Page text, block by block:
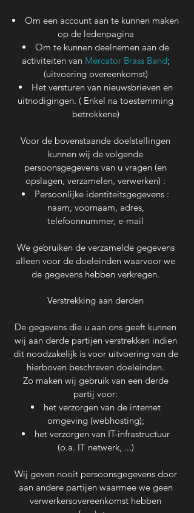
Om een account aan te kunnen maken
op de ledenpagina
Om te kunnen deelnemen aan de
activiteiten van Mercator Brass Band;
(uitvoering overeenkomst)
Het versturen van nieuwsbrieven en
uitnodigingen. ( Enkel na toestemming
betrokkene)
Voor de bovenstaande doelstellingen
kunnen wij de volgende
persoonsgegevens van u vragen (en
opslagen, verzamelen, verwerken) :
Persoonlijke identiteitsgegevens :
naam, voornaam, adres,
telefoonnummer, e-mail
We gebruiken de verzamelde gegevens
alleen voor de doeleinden waarvoor we
de gegevens hebben verkregen.
Verstrekking aan derden
De gegevens die u aan ons geeft kunnen
wij aan derde partijen verstrekken indien
dit noodzakelijk is voor uitvoering van de
hierboven beschreven doeleinden.
Zo maken wij gebruik van een derde
partij voor:
het verzorgen van de internet
omgeving (webhosting);
het verzorgen van IT-infrastructuur
(o.a. IT netwerk, ...)
Wij geven nooit persoonsgegevens door
aan andere partijen waarmee we geen
verwerkersovereenkomst hebben